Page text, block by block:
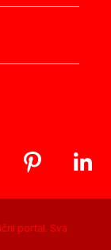
portal. Sva